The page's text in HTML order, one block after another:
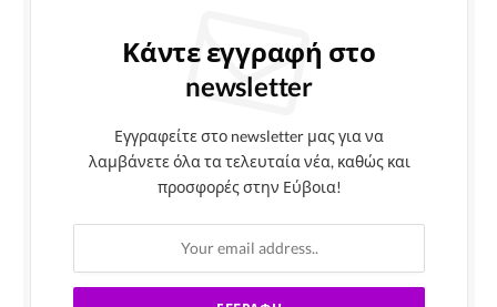
Κάντε εγγραφή στο
newsletter
Εγγραφείτε στο newsletter μας για να
λαμβάνετε όλα τα τελευταία νέα, καθώς και
προσφορές στην Εύβοια!